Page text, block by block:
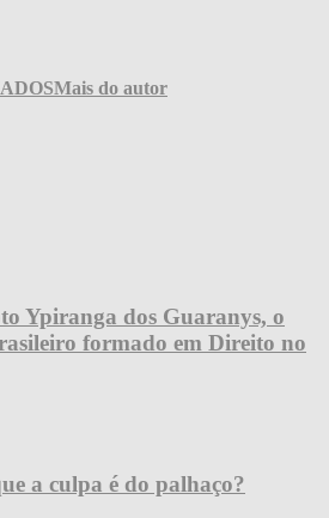
Mais do autor
Ypiranga dos Guaranys, o
formado em Direito no
a culpa é do palhaço?